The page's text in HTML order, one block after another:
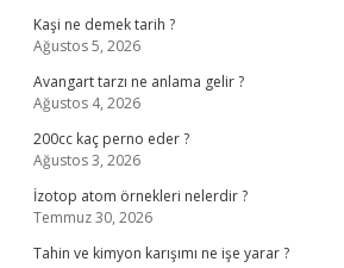
Kaşi ne demek tarih ?
Ağustos 5, 2026
Avangart tarzı ne anlama gelir ?
Ağustos 4, 2026
200cc kaç perno eder ?
Ağustos 3, 2026
İzotop atom örnekleri nelerdir ?
Temmuz 30, 2026
Tahin ve kimyon karışımı ne işe yarar ?